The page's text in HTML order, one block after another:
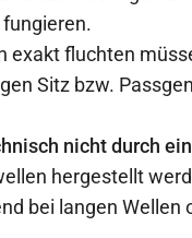
exakt fluchten
Sitz bzw.
nicht durch
hergestellt
bei langen